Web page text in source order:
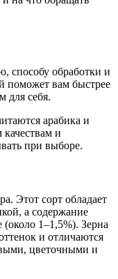
способу обработки и
поможет вам быстрее
для себя.
арабика и
и
при выборе.
Этот сорт обладает
а содержание
1–1,5%). Зерна
и отличаются
цветочными и